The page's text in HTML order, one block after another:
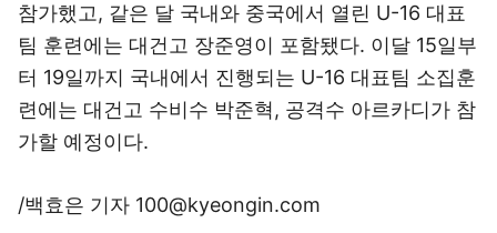
참가했고, 같은 달 국내와 중국에서 열린 U-16 대표
팀 훈련에는 대건고 장준영이 포함됐다. 이달 15일부
터 19일까지 국내에서 진행되는 U-16 대표팀 소집훈
련에는 대건고 수비수 박준혁, 공격수 아르카디가 참
가할 예정이다.
/백효은 기자 100@kyeongin.com